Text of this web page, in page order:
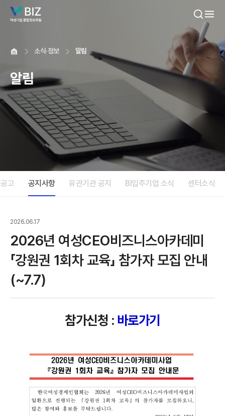
소식·정보 알림
알림
고 공지사항 유관기관 공지 BI입주기업 소식 센터소식
2026.06.17
2026년 여성CEO비즈니스아카데미
「강원권 1회차 교육」 참가자 모집 안내
(~7.7)
참가신청 : 바로가기